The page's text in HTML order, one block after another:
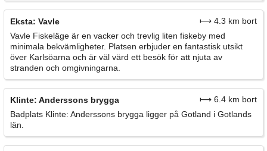
Eksta: Vavle
⟼ 4.3 km bort
Vavle Fiskeläge är en vacker och trevlig liten fiskeby med
minimala bekvämligheter. Platsen erbjuder en fantastisk utsikt
över Karlsöarna och är väl värd ett besök för att njuta av
stranden och omgivningarna.
Klinte: Anderssons brygga
⟼ 6.4 km bort
Badplats Klinte: Anderssons brygga ligger på Gotland i Gotlands
län.